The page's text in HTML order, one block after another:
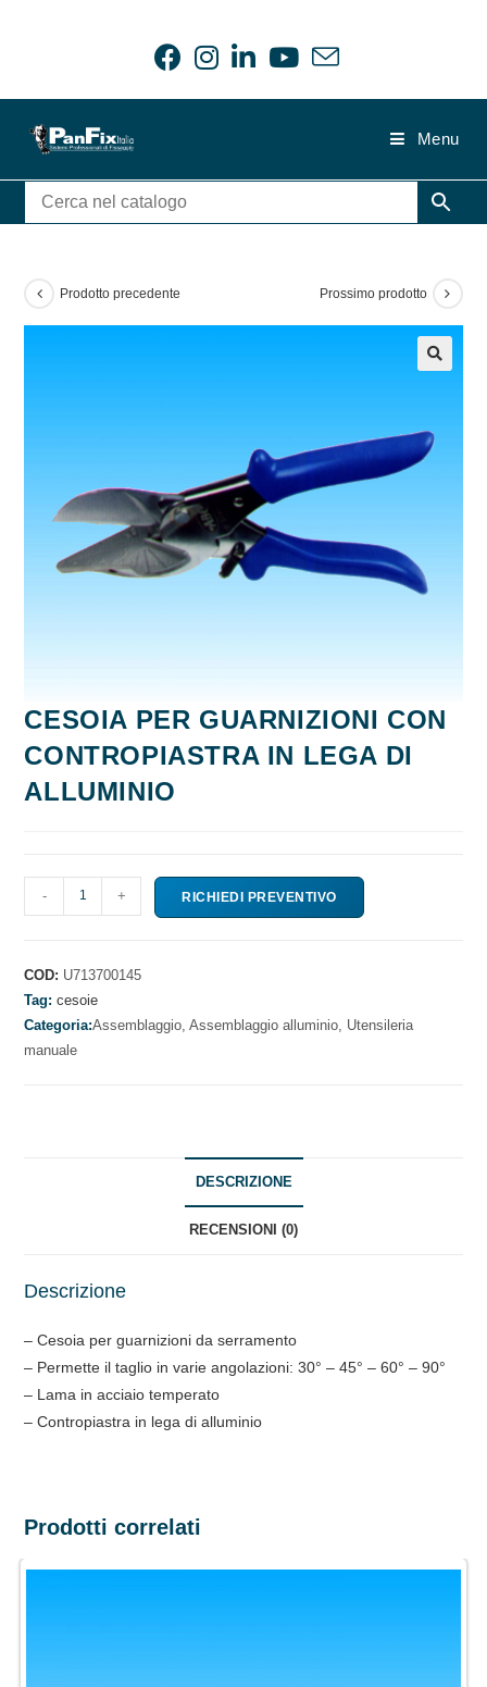
Menu
Prodotto precedente Prossimo prodotto
CESOIA PER GUARNIZIONI CON
CONTROPIASTRA IN LEGA DI
ALLUMINIO
PER
CON
CONTROPIASTRA
IN
LEGA
- + RICHIEDI PREVENTIVO
COD: U713700145
Tag:cesoie
Categoria:Assemblaggio,Assemblaggio alluminio, Utensileria
manuale
DESCRIZIONE
RECENSIONI (0)
Descrizione
– Cesoia per guarnizioni da serramento
– Permette il taglio in varie angolazioni: 30° – 45° – 60° – 90°
– Lama in acciaio temperato
– Contropiastra in lega di alluminio
Prodotti correlati